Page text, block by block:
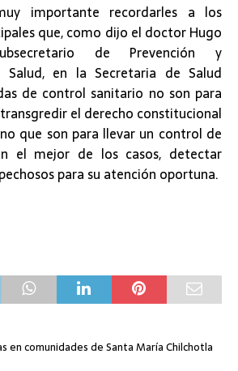
importante recordarles a los
que, como dijo el doctor Hugo
de Prevención y
en la Secretaria de Salud
de control sanitario no son para
transgredir el derecho constitucional
que son para llevar un control de
el mejor de los casos, detectar
para su atención oportuna.
en comunidades de Santa María Chilchotla